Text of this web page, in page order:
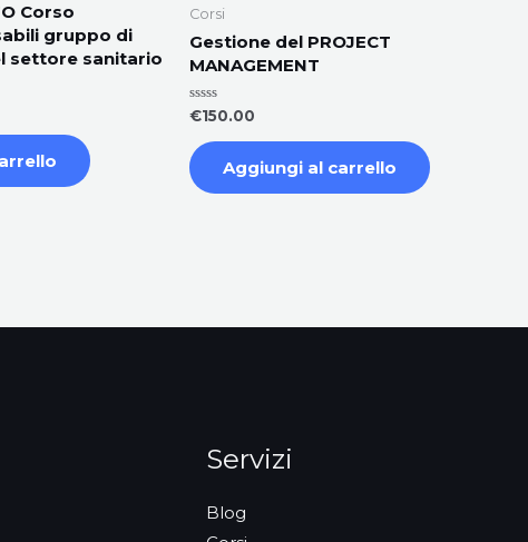
Corso
gruppo di
settore sanitario
Corsi
Gestione del PROJECT
MANAGEMENT
Valutato
5
€150.00
Aggiungi al carrello
Servizi
Blog